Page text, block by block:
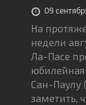
09
На
недели
Ла-Пасе
Сан-Паулу
заметить,